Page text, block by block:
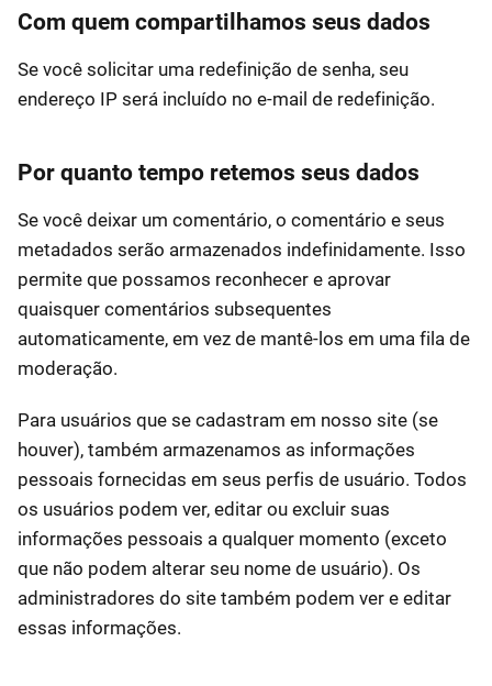
Com quem compartilhamos seus dados
Se você solicitar uma redefinição de senha, seu
endereço IP será incluído no e-mail de redefinição.
Por quanto tempo retemos seus dados
Se você deixar um comentário, o comentário e seus
metadados serão armazenados indefinidamente. Isso
permite que possamos reconhecer e aprovar
quaisquer comentários subsequentes
automaticamente, em vez de mantê-los em uma fila de
moderação.
Para usuários que se cadastram em nosso site (se
houver), também armazenamos as informações
pessoais fornecidas em seus perfis de usuário. Todos
os usuários podem ver, editar ou excluir suas
informações pessoais a qualquer momento (exceto
que não podem alterar seu nome de usuário). Os
administradores do site também podem ver e editar
essas informações.